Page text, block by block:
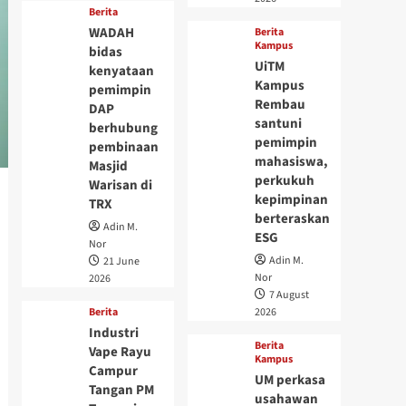
Berita
WADAH
bidas
kenyataan
pemimpin
DAP
berhubung
pembinaan
Masjid
Warisan di
TRX
Adin M.
Nor
21 June
2026
Berita
Industri
Vape Rayu
Campur
Tangan PM
Berita
Kampus
UiTM
Kampus
Rembau
santuni
pemimpin
mahasiswa,
perkukuh
kepimpinan
berteraskan
ESG
Adin M.
Nor
7 August
2026
Berita
Kampus
UM perkasa
usahawan